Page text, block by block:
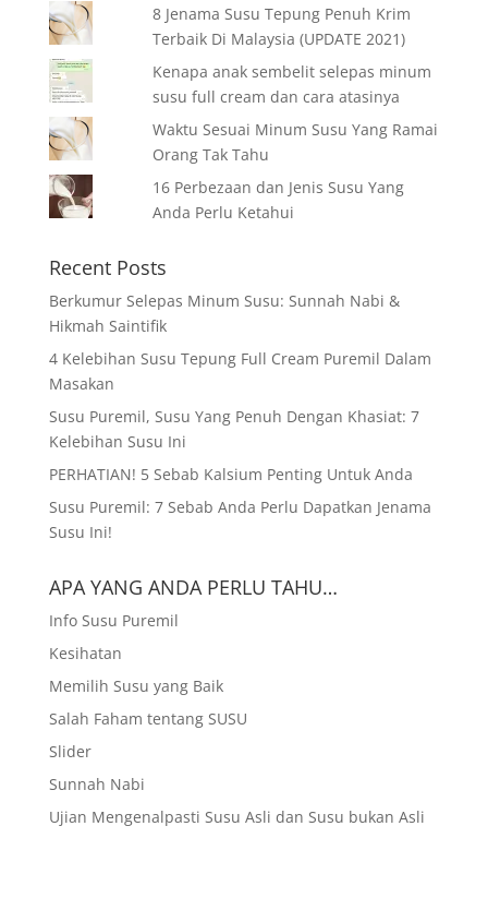
8 Jenama Susu Tepung Penuh Krim
Terbaik Di Malaysia (UPDATE 2021)
Kenapa anak sembelit selepas minum
susu full cream dan cara atasinya
Waktu Sesuai Minum Susu Yang Ramai
Orang Tak Tahu
16 Perbezaan dan Jenis Susu Yang
Anda Perlu Ketahui
Recent Posts
Berkumur Selepas Minum Susu: Sunnah Nabi &
Hikmah Saintifik
4 Kelebihan Susu Tepung Full Cream Puremil Dalam
Masakan
Susu Puremil, Susu Yang Penuh Dengan Khasiat: 7
Kelebihan Susu Ini
PERHATIAN! 5 Sebab Kalsium Penting Untuk Anda
Susu Puremil: 7 Sebab Anda Perlu Dapatkan Jenama
Susu Ini!
APA YANG ANDA PERLU TAHU…
Info Susu Puremil
Kesihatan
Memilih Susu yang Baik
Salah Faham tentang SUSU
Slider
Sunnah Nabi
Ujian Mengenalpasti Susu Asli dan Susu bukan Asli